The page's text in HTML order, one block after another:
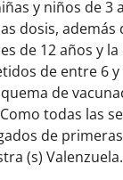
y niños de 3
dosis, además
de 12 años y la
de entre 6 y
de
todas las
de
(s) Valenzuela.